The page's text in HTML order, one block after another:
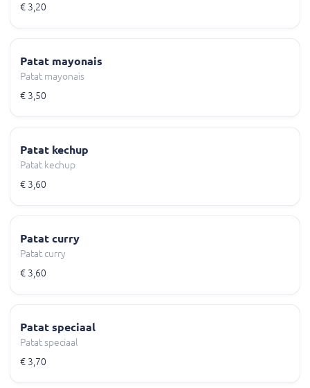
€ 3,20
Patat mayonais
Patat mayonais
€ 3,50
Patat kechup
Patat kechup
€ 3,60
Patat curry
Patat curry
€ 3,60
Patat speciaal
Patat speciaal
€ 3,70